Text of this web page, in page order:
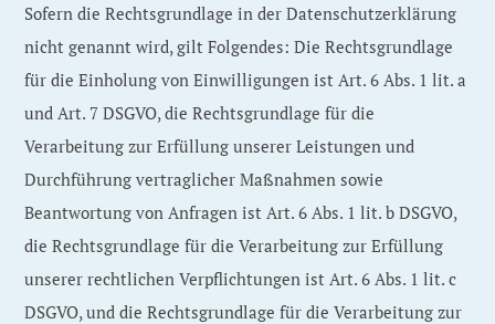
Sofern die Rechtsgrundlage in der Datenschutzerklärung
nicht genannt wird, gilt Folgendes: Die Rechtsgrundlage
für die Einholung von Einwilligungen ist Art. 6 Abs. 1 lit. a
und Art. 7 DSGVO, die Rechtsgrundlage für die
Verarbeitung zur Erfüllung unserer Leistungen und
Durchführung vertraglicher Maßnahmen sowie
Beantwortung von Anfragen ist Art. 6 Abs. 1 lit. b DSGVO,
die Rechtsgrundlage für die Verarbeitung zur Erfüllung
unserer rechtlichen Verpflichtungen ist Art. 6 Abs. 1 lit. c
DSGVO, und die Rechtsgrundlage für die Verarbeitung zur